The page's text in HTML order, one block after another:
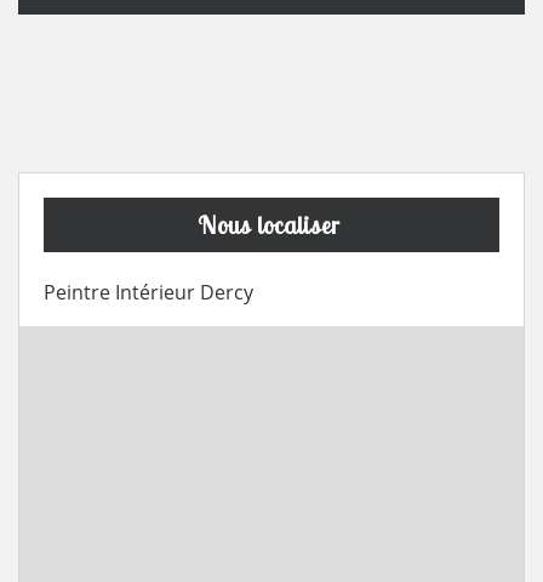
Nous localiser
Peintre Intérieur Dercy